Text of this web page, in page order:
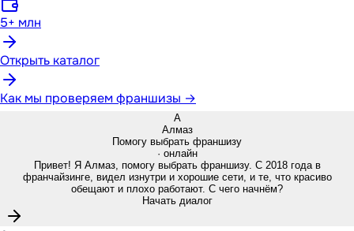
5+ млн
Открыть каталог
Как мы проверяем франшизы →
А
Алмаз
Помогу выбрать франшизу
· онлайн
Привет! Я Алмаз, помогу выбрать франшизу. С 2018 года в
франчайзинге, видел изнутри и хорошие сети, и те, что красиво
обещают и плохо работают. С чего начнём?
Начать диалог